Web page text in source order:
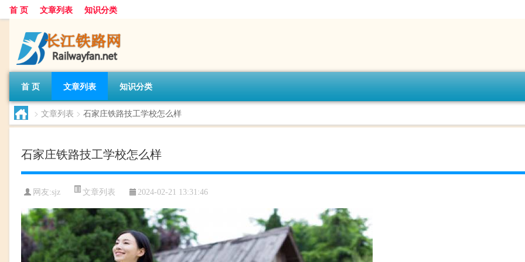
首 页 文章列表 知识分类
首 页 文章列表 知识分类
> 文章列表 > 石家庄铁路技工学校怎么样
石家庄铁路技工学校怎么样
网友:sjz 文章列表 2024-02-21 13:31:46